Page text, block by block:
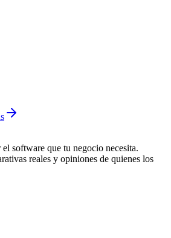
software que tu negocio necesita.
reales y opiniones de quienes los